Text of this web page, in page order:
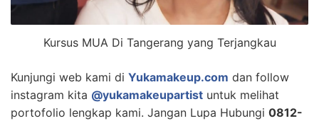
Kursus MUA Di Tangerang yang Terjangkau
Kunjungi web kami di Yukamakeup.com dan follow
instagram kita @yukamakeupartist untuk melihat
portofolio lengkap kami. Jangan Lupa Hubungi 0812-